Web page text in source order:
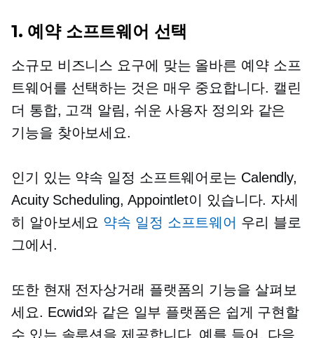
1. 예약 소프트웨어 선택
소규모 비즈니스 요구에 맞는 올바른 예약 소프
트웨어를 선택하는 것은 매우 중요합니다. 캘린
더 통합, 고객 알림, 쉬운 사용자 정의와 같은
기능을 찾아보세요.
인기 있는 약속 일정 소프트웨어로는 Calendly,
Acuity Scheduling, Appointlet이 있습니다. 자세
히 알아보세요 약속 일정 소프트웨어 우리 블로
그에서.
또한 현재 전자상거래 플랫폼의 기능을 살펴보
세요. Ecwid와 같은 일부 플랫폼은 쉽게 구현할
수 있는 솔루션을 제공합니다. 예를 들어, 다음